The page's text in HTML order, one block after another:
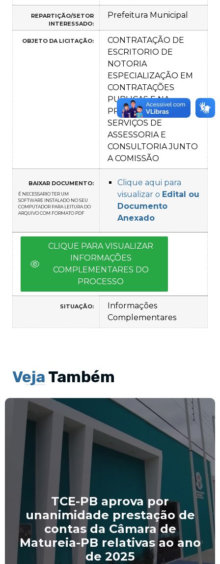
REPARTIÇÃO/SETOR
INTERESSADO:
Prefeitura Municipal
OBJETO DA LICITAÇÃO:
CONTRATAÇÃO DE
ESCRITORIO DE
NOTORIA
ESPECIALIZAÇÃO EM
CONTRATAÇÕES
PUBLICAS E NA
PRESTAÇÃO DE
SERVIÇOS DE
ASSESSORIA E
CONSULTORIA JUNTO
A COMISSÃO
BAIXAR DOCUMENTO:
É NECESSARIO TER UM
SOFTWARE INSTALADO NO SEU
COMPUTADOR PARA LEITURA DO
ARQUIVO COM FORMATO PDF
Clique aqui para
visualizar o Edital ou
Documento
Anexado
CLIQUE PARA VISUALIZAR
INFORMAÇÕES
COMPLEMENTARES DO
PROCESSO
SITUAÇÃO:
Informações
Complementares
Veja Também
Câmara Municipal de
Matureia publica Edital nº
02/2026 com nova
convocação de aprovados no
Concurso Público